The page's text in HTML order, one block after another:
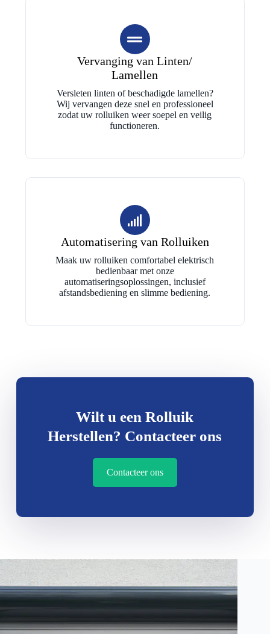
Vervanging van Linten/
Lamellen
Versleten linten of beschadigde lamellen?
Wij vervangen deze snel en professioneel
zodat uw rolluiken weer soepel en veilig
functioneren.
Automatisering van Rolluiken
Maak uw rolluiken comfortabel elektrisch
bedienbaar met onze
automatiseringsoplossingen, inclusief
afstandsbediening en slimme bediening.
Wilt u een Rolluik
Herstellen? Contacteer ons
Contacteer ons